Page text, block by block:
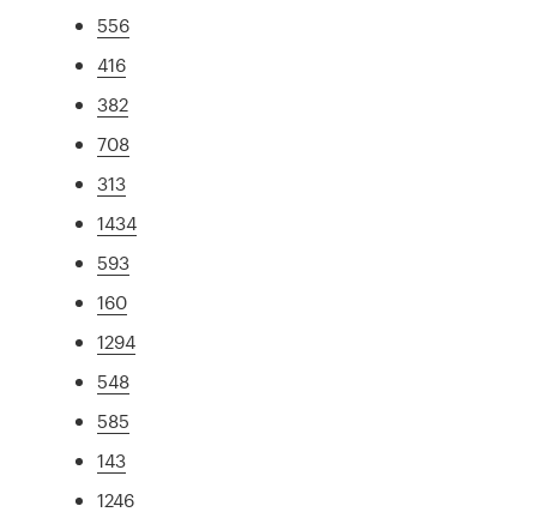
556
416
382
708
313
1434
593
160
1294
548
585
143
1246